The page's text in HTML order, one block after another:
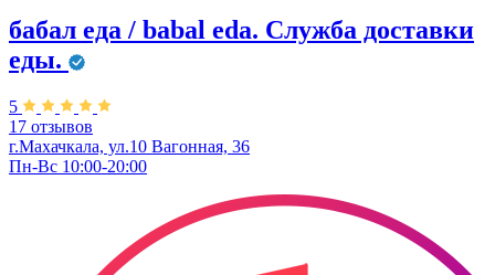
бабал еда / babal eda. ​Служба доставки
еды.
5
17 отзывов
г.Махачкала, ул.10 Вагонная, 36
Пн-Вс 10:00-20:00